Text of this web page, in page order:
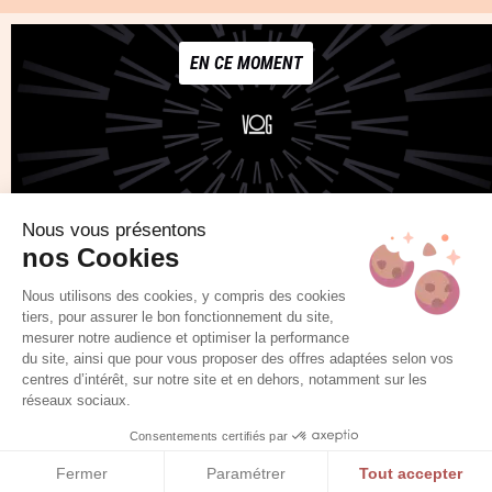
EN CE MOMENT
NOTRE COLLECTION
Nous vous présentons
nos Cookies
Nous utilisons des cookies, y compris des cookies
tiers, pour assurer le bon fonctionnement du site,
mesurer notre audience et optimiser la performance
du site, ainsi que pour vous proposer des offres adaptées selon vos
centres d’intérêt, sur notre site et en dehors, notamment sur les
réseaux sociaux.
Consentements certifiés par
Fermer Paramétrer Tout accepter